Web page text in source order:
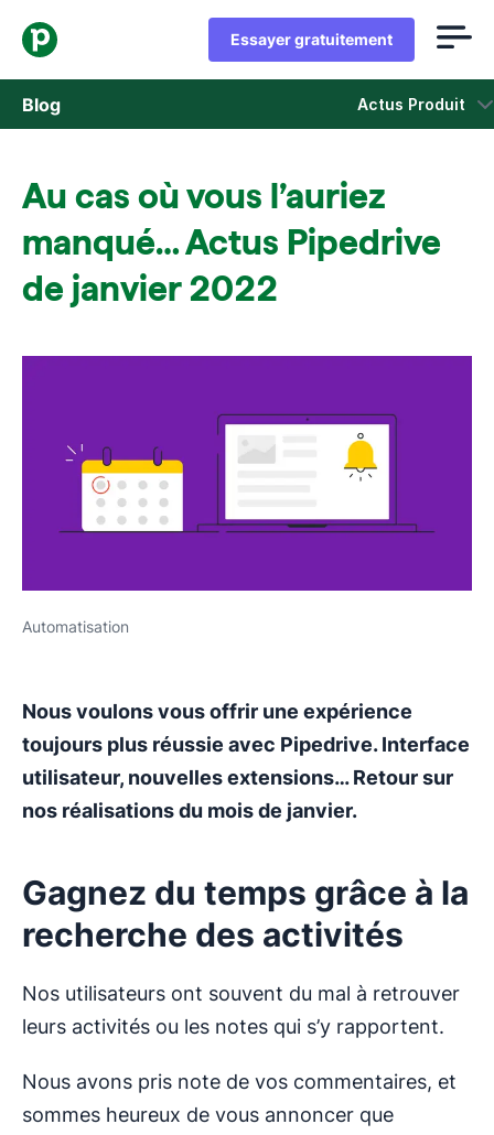
Essayer gratuitement
Blog Actus Produit
Actus Produit
Au cas où vous l’auriez
manqué… Actus Pipedrive
de janvier 2022
Automatisation
Nous voulons vous offrir une expérience
toujours plus réussie avec Pipedrive. Interface
utilisateur, nouvelles extensions… Retour sur
nos réalisations du mois de janvier.
Gagnez du temps grâce à la
recherche des activités
Nos utilisateurs ont souvent du mal à retrouver
leurs activités ou les notes qui s’y rapportent.
Nous avons pris note de vos commentaires, et
sommes heureux de vous annoncer que